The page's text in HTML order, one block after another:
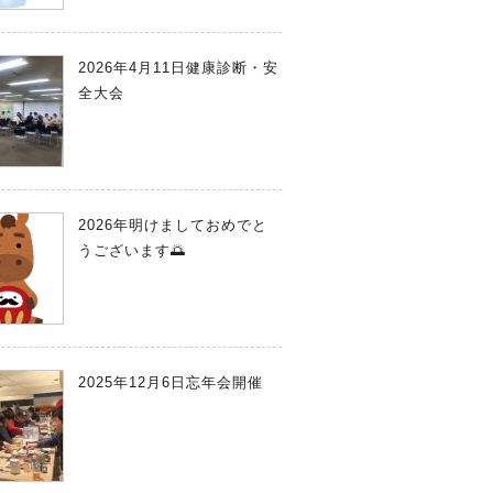
2026年4月11日健康診断・安
全大会
2026年明けましておめでと
うございます🌅
2025年12月6日忘年会開催